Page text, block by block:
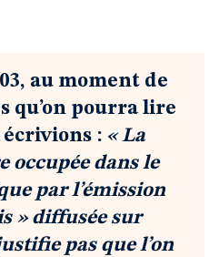
au moment de
qu’on pourra lire
écrivions : « La
occupée dans le
par l’émission
» diffusée sur
pas que l’on